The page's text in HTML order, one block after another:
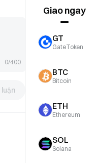
0/400
luận
Giao ngay
GT
GateToken
BTC
Bitcoin
ETH
Ethereum
SOL
Solana